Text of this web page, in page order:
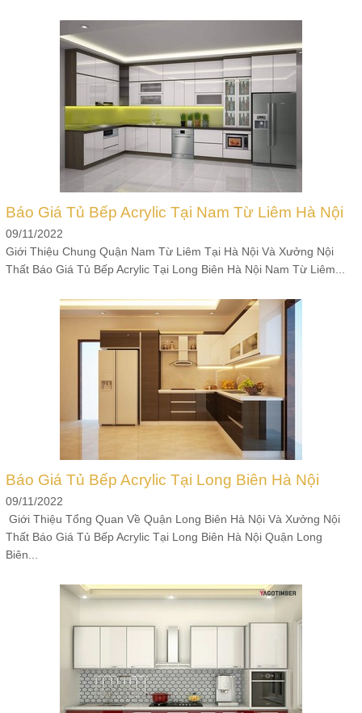
Báo Giá Tủ Bếp Acrylic Tại Nam Từ Liêm Hà Nội
09/11/2022
Giới Thiệu Chung Quận Nam Từ Liêm Tại Hà Nội Và Xưởng Nội
Thất Báo Giá Tủ Bếp Acrylic Tại Long Biên Hà Nội Nam Từ Liêm...
Báo Giá Tủ Bếp Acrylic Tại Long Biên Hà Nội
09/11/2022
Giới Thiệu Tổng Quan Về Quận Long Biên Hà Nội Và Xưởng Nội
Thất Báo Giá Tủ Bếp Acrylic Tại Long Biên Hà Nội Quận Long
Biên...